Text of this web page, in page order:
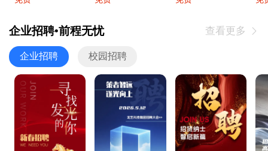
企业招聘•前程无忧 查看更多 
企业招聘 校园招聘